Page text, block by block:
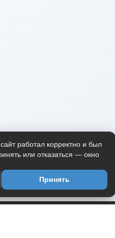
работал корректно и был
или отказаться — окно
Принять